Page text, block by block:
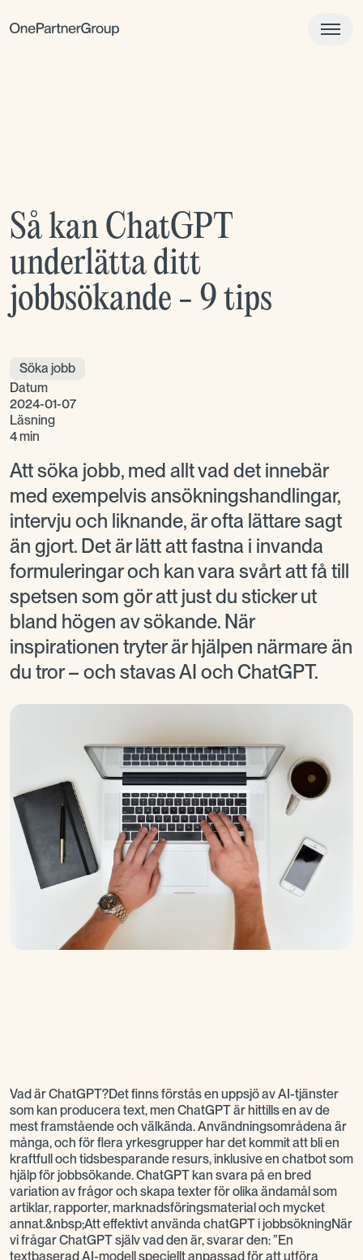
Så kan ChatGPT
underlätta ditt
jobbsökande - 9 tips
Söka jobb
Datum
2024-01-07
Läsning
4 min
Att söka jobb, med allt vad det innebär
med exempelvis ansökningshandlingar,
intervju och liknande, är ofta lättare sagt
än gjort. Det är lätt att fastna i invanda
formuleringar och kan vara svårt att få till
spetsen som gör att just du sticker ut
bland högen av sökande. När
inspirationen tryter är hjälpen närmare än
du tror – och stavas AI och ChatGPT.
Vad är ChatGPT?Det finns förstås en uppsjö av AI-tjänster
som kan producera text, men ChatGPT är hittills en av de
mest framstående och välkända. Användningsområdena är
många, och för flera yrkesgrupper har det kommit att bli en
kraftfull och tidsbesparande resurs, inklusive en chatbot som
hjälp för jobbsökande. ChatGPT kan svara på en bred
variation av frågor och skapa texter för olika ändamål som
artiklar, rapporter, marknadsföringsmaterial och mycket
annat.&nbsp;Att effektivt använda chatGPT i jobbsökningNär
vi frågar ChatGPT själv vad den är, svarar den: ”En
textbaserad AI-modell speciellt anpassad för att utföra